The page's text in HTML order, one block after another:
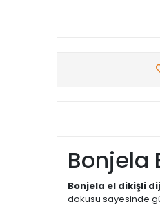
Bonjela
Bonjela el dikişli
dokusu sayesinde